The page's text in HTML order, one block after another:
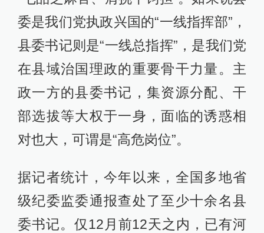
委是我们党执政兴国的“一线指挥部”，
县委书记则是“一线总指挥”，是我们党
在县域治国理政的重要骨干力量。主
政一方的县委书记，集资源分配、干
部选拔等大权于一身，面临的诱惑相
对也大，可谓是“高危岗位”。
据记者统计，今年以来，全国多地省
级纪委监委通报查处了至少十余名县
委书记。仅12月前12天之内，已有河